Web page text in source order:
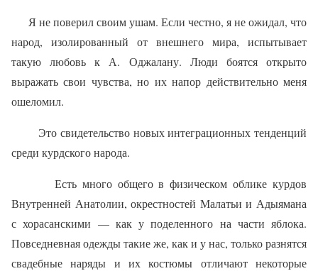
Я не поверил своим ушам. Ес­ли честно, я не ожидал, что
народ, изолированный от внешнего мира, испытывает
такую любовь к А. Оджалану. Люди боятся от­крыто
выражать свои чувства, но их напор действительно меня
ошеломил.
Это свидетельство новых ин­теграционных тенденций
среди курдского народа.
Есть много общего в физи­ческом облике курдов
Внутренней Анатолии, окрестностей Малатьи и Адыямана
с хорасанскими — как у поделенного на части яблока.
Повседневная одежды такие же, как и у нас, только разнятся
свадебные на­ряды и их костюмы отличают некоторые